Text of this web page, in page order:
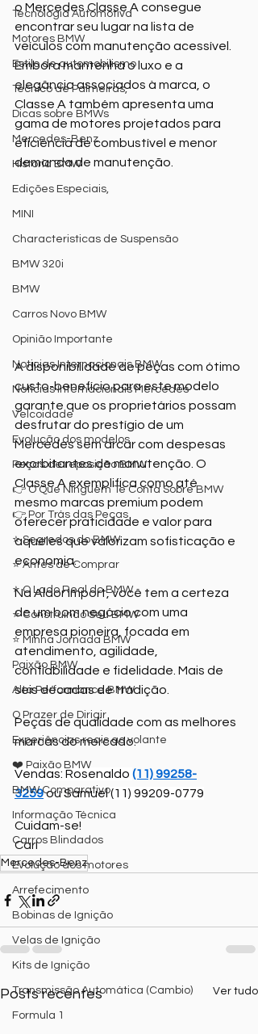
Tecnologia Automotiva
Motores BMW
Estilo de automobilismo
Técnico de Palmeiras,
Dicas sobre BMWs
Mercedes-Benz
Historia BMW
Edições Especiais,
MINI
Characteristicas de Suspensão
BMW 320i
BMW
Carros Novo BMW
Opinião Importante
Noticias Internacionais BMW
Noticias Internacionais Mercedes
Velcoidade
Evolução dos modelos
Peças de reposição BMW
👉 O Que Ninguém Te Conta Sobre BMW
👉 Por Trás das Peças
⭐ Segredos do BMW
⭐ Antes de Comprar
⭐ O Lado Real do BMW
⭐ Construindo Seu BMW
⭐ Minha Jornada BMW
Paixão BMW
Alta Performance BMW
O Prazer de Dirigir
Experiências reais ao volante
❤️ Paixão BMW
BMW Comparativo
Informação Técnica
Carros Blindados
Evolução dos motores
Arrefecimento
Bobinas de Ignição
Velas de Ignição
Kits de Ignição
Transmissão Automática (Cambio)
Formula 1
o Mercedes Classe A consegue
encontrar seu lugar na lista de
veículos com manutenção acessível.
Embora mantenha o luxo e a
elegância associados à marca, o
Classe A também apresenta uma
gama de motores projetados para
eficiência de combustível e menor
demanda de manutenção.
A disponibilidade de peças com ótimo
custo-benefício para este modelo
garante que os proprietários possam
desfrutar do prestígio de um
Mercedes sem arcar com despesas
exorbitantes de manutenção. O
Classe A exemplifica como até
mesmo marcas premium podem
oferecer praticidade e valor para
aqueles que valorizam sofisticação e
economia.
Na Aldor Import, você tem a certeza
de um bom negócio com uma
empresa pioneira, focada em
atendimento, agilidade,
confiabilidade e fidelidade. Mais de
seis décadas de tradição.
Peças de qualidade com as melhores
marcas do mercado.
Vendas: Rosenaldo (11) 99258-
3259 ou Samuel (11) 99209-0779
Cuidam-se!
Carl
Mercedes-Benz
Posts recentes Ver tudo